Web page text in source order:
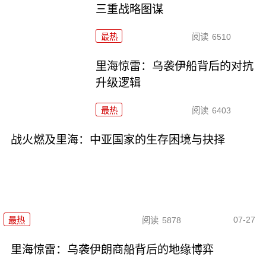
三重战略图谋
最热 阅读 6510
里海惊雷：乌袭伊船背后的对抗
升级逻辑
最热 阅读 6403
战火燃及里海：中亚国家的生存困境与抉择
最热 阅读 5878 07-27
里海惊雷：乌袭伊朗商船背后的地缘博弈